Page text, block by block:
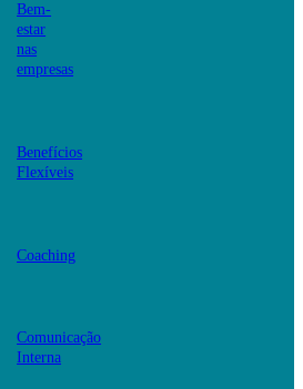
Bem-
estar
nas
empresas
Benefícios
Flexíveis
Coaching
Comunicação
Interna